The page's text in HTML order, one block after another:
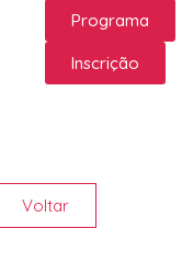
Programa
Inscrição
Voltar